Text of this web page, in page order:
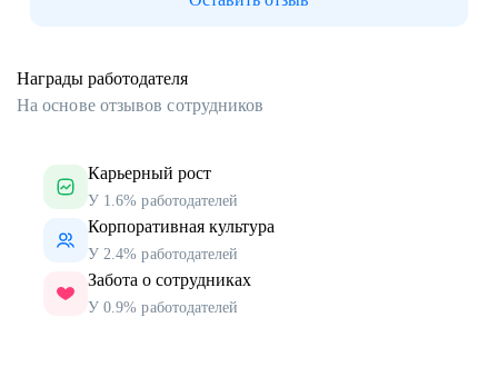
Награды работодателя
На основе отзывов сотрудников
Карьерный рост
У 1.6% работодателей
Корпоративная культура
У 2.4% работодателей
Забота о сотрудниках
У 0.9% работодателей